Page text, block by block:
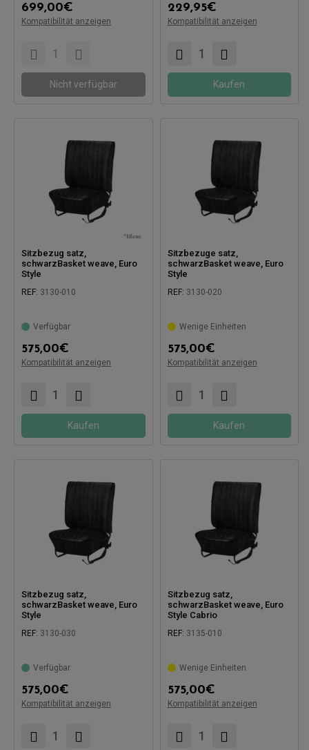
699,00€
Kompatibilität anzeigen
Kompatibel mit:
Nicht verfügbar
229,95€
Kompatibilität anzeigen
Kompatibel mit:
Kaufen
Sitzbezug satz,
schwarzBasket weave, Euro
Style
REF: 3130-010
Verfügbar
575,00€
Kompatibilität anzeigen
Kaufen
Sitzbezuge satz,
schwarzBasket weave, Euro
Style
REF: 3130-020
Wenige Einheiten
575,00€
Kompatibilität anzeigen
Kaufen
Sitzbezug satz,
schwarzBasket weave, Euro
Style
REF: 3130-030
Verfügbar
575,00€
Kompatibilität anzeigen
Sitzbezug satz,
schwarzBasket weave, Euro
Style Cabrio
REF: 3135-010
Wenige Einheiten
575,00€
Kompatibilität anzeigen
Kompatibel mit: